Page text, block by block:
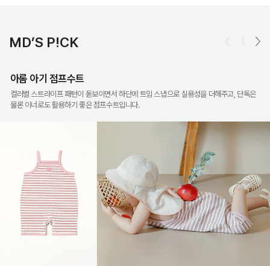
MD’S P!CK
아롬 아기 점프수트
컬러별 스트라이프 패턴이 돋보이면서 하단에 트임 스냅으로 실용성을 더해주고, 단독은
물론 이너로도 활용하기 좋은 점프수트입니다.